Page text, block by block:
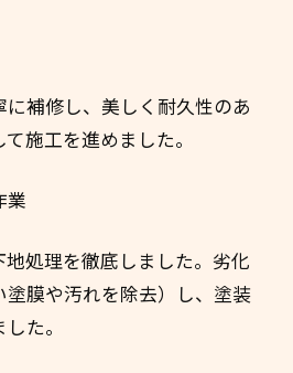
補修し、美しく耐久性のあ
施工を進めました。
業
処理を徹底しました。劣化
膜や汚れを除去）し、塗装
た。